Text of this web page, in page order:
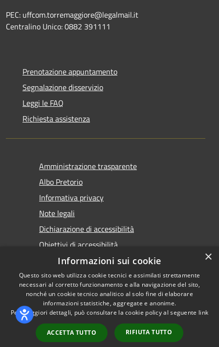
PEC: uffcom.torremaggiore@legalmail.it
Centralino Unico: 0882 391111
Prenotazione appuntamento
Segnalazione disservizio
Leggi le FAQ
Richiesta assistenza
Amministrazione trasparente
Albo Pretorio
Informativa privacy
Note legali
Dichiarazione di accessibilità
Obiettivi di accessibilità
RSS
Accessibilità
Copyright © 2026 • Comune di
Torremaggiore • Powered by
Municipium•
Accesso
redazione
×
Informazioni sui cookie
Questo sito web utilizza cookie tecnici e assimilati strettamente
necessari al corretto funzionamento e alla navigazione del sito,
nonché un cookie tecnico analitico al solo fine di elaborare
informazioni statistiche, aggregate e anonime.
Per maggiori dettagli, può consultare la cookie policy al seguente link
ACCETTA TUTTO RIFIUTA TUTTO
Premi Escape per chiudere